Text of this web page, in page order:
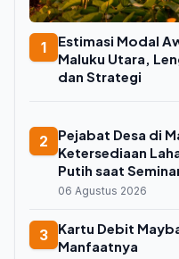
1
Estimasi Modal
Maluku Utara,
dan Strategi
2
Pejabat Desa di
Ketersediaan
Putih saat
06 Agustus 2026
3
Kartu Debit
Manfaatnya